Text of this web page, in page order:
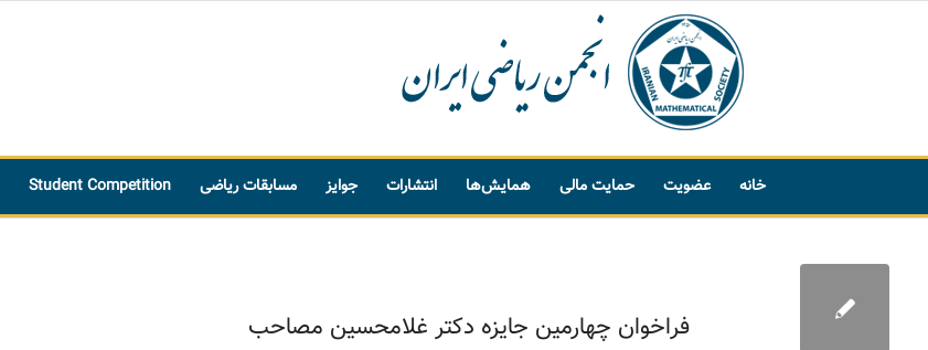
خانه عضویت حمایت مالی همایش‌ها انتشارات جوایز مسابقات ریاضی Student Competition
فراخوان چهارمین جایزه دکتر غلامحسین مصاحب